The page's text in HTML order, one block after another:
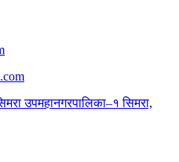
उपमहानगरपालिका–१ सिमरा,